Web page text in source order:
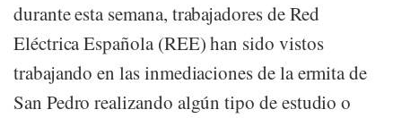
durante esta semana, trabajadores de Red
Eléctrica Española (REE) han sido vistos
trabajando en las inmediaciones de la ermita de
San Pedro realizando algún tipo de estudio o